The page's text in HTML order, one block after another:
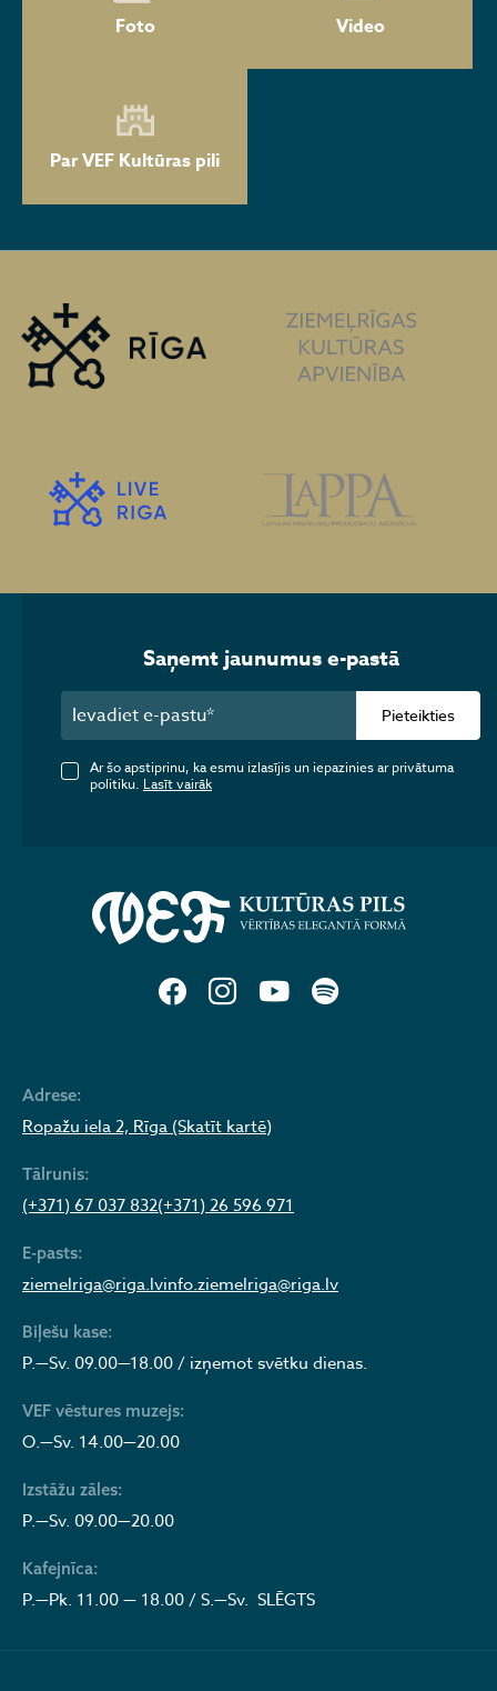
Foto Video
Par VEF Kultūras pili
Adrese:
Ropažu iela 2, Rīga (Skatīt kartē)
Tālrunis:
(+371) 67 037 832(+371) 26 596 971
E-pasts:
ziemelriga@riga.lvinfo.ziemelriga@riga.lv
Biļešu kase:
P.—Sv. 09.00—18.00 / izņemot svētku dienas.
VEF vēstures muzejs:
O.—Sv. 14.00—20.00
Izstāžu zāles:
P.—Sv. 09.00—20.00
Kafejnīca:
P.—Pk. 11.00 — 18.00 / S.—Sv. SLĒGTS
Saņemt jaunumus e-pastā
Pieteikties
Ar šo apstiprinu, ka esmu izlasījis un iepazinies ar privātuma
politiku. Lasīt vairāk